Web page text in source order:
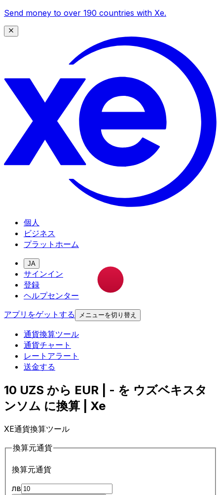
Send money to over 190 countries with Xe.
個人
ビジネス
プラットホーム
JA
サインイン
登録
ヘルプセンター
アプリをゲットする
メニューを切り替え
通貨換算ツール
通貨チャート
レートアラート
送金する
10 UZS から EUR | - を ウズベキスタ
ンソム に換算 | Xe
XE通貨換算ツール
換算元通貨
換算元通貨
лв